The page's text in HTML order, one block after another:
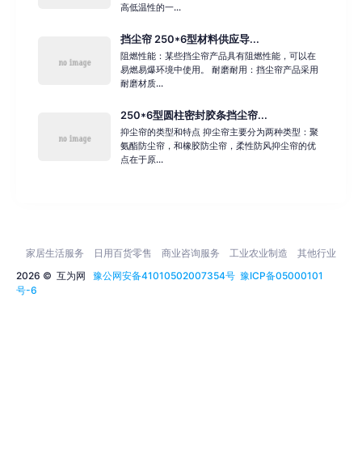
高低温性的一...
挡尘帘 250*6型材料供应导...
阻燃性能：某些挡尘帘产品具有阻燃性能，可以在
易燃易爆环境中使用。 耐磨耐用：挡尘帘产品采用
耐磨材质...
250*6型圆柱密封胶条挡尘帘...
抑尘帘的类型和特点 抑尘帘主要分为两种类型：聚
氨酯防尘帘，和橡胶防尘帘，柔性防风抑尘帘的优
点在于原...
2026 © 互为网 豫公网安备41010502007354号 豫ICP备05000101
号-6
家居生活服务 日用百货零售 商业咨询服务 工业农业制造 其他行业